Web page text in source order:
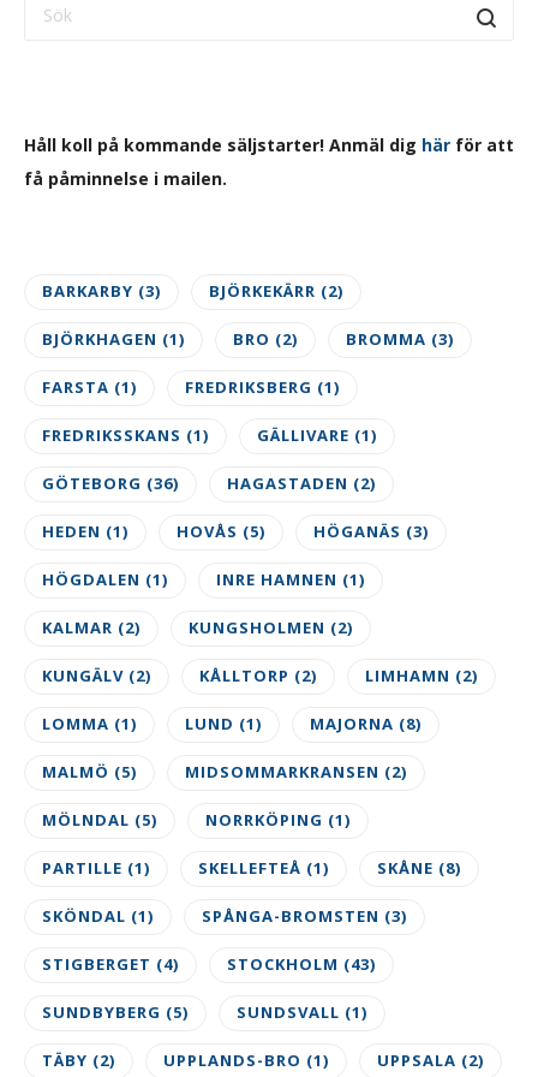
Håll koll på kommande säljstarter! Anmäl dig här för att
få påminnelse i mailen.
BARKARBY (3) BJÖRKEKÄRR (2)
BJÖRKHAGEN (1) BRO (2) BROMMA (3)
FARSTA (1) FREDRIKSBERG (1)
FREDRIKSSKANS (1) GÄLLIVARE (1)
GÖTEBORG (36) HAGASTADEN (2)
HEDEN (1) HOVÅS (5) HÖGANÄS (3)
HÖGDALEN (1) INRE HAMNEN (1)
KALMAR (2) KUNGSHOLMEN (2)
KUNGÄLV (2) KÅLLTORP (2) LIMHAMN (2)
LOMMA (1) LUND (1) MAJORNA (8)
MALMÖ (5) MIDSOMMARKRANSEN (2)
MÖLNDAL (5) NORRKÖPING (1)
PARTILLE (1) SKELLEFTEÅ (1) SKÅNE (8)
SKÖNDAL (1) SPÅNGA-BROMSTEN (3)
STIGBERGET (4) STOCKHOLM (43)
SUNDBYBERG (5) SUNDSVALL (1)
TÄBY (2) UPPLANDS-BRO (1) UPPSALA (2)